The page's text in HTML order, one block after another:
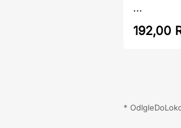
...
192,00
*